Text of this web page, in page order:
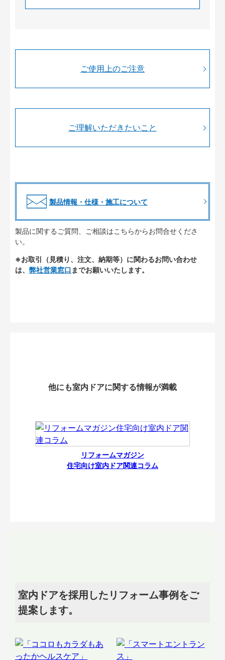
ご使用上のご注意
ご理解いただきたいこと
製品情報・仕様・施工について
製品に関するご質問、ご相談はこちらからお問合せくださ
い。
※お取引（見積り、注文、納期等）に関わるお問い合わせ
は、 弊社営業窓口 までお願いいたします。
他にも室内ドアに関する情報が満載
リフォームマガジン
住宅向け室内ドア関連コラム
室内ドアを採用したリフォーム事例をご
提案します。